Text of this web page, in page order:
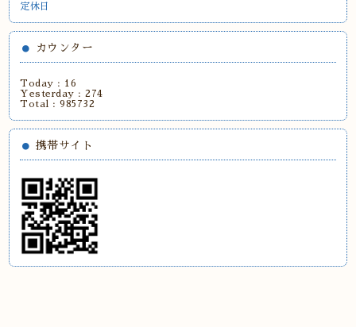
定休日
カウンター
Today : 16
Yesterday :274
Total :985732
携帯サイト